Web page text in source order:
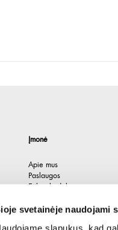
svetainėje naudojami
Įmonė
Apie mus
Paslaugos
Etikos kodeksas
Kontaktai